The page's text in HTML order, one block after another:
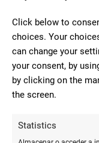
Click below to
choices. Your
can change your
your consent, by
by clicking on the
the screen.
Statistics
Raul Solla